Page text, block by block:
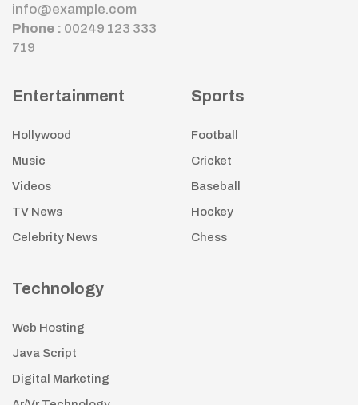
info@example.com
Phone : 00249 123 333
719
Entertainment
Hollywood
Music
Videos
TV News
Celebrity News
Sports
Football
Cricket
Baseball
Hockey
Chess
Technology
Web Hosting
Java Script
Digital Marketing